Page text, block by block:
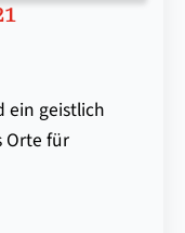
ein geistlich
Orte für